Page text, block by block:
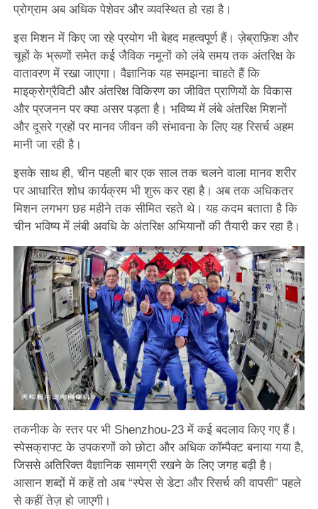
प्रोग्राम अब अधिक पेशेवर और व्यवस्थित हो रहा है।
इस मिशन में किए जा रहे प्रयोग भी बेहद महत्वपूर्ण हैं। ज़ेब्राफ़िश और
चूहों के भ्रूणों समेत कई जैविक नमूनों को लंबे समय तक अंतरिक्ष के
वातावरण में रखा जाएगा। वैज्ञानिक यह समझना चाहते हैं कि
माइक्रोग्रैविटी और अंतरिक्ष विकिरण का जीवित प्राणियों के विकास
और प्रजनन पर क्या असर पड़ता है। भविष्य में लंबे अंतरिक्ष मिशनों
और दूसरे ग्रहों पर मानव जीवन की संभावना के लिए यह रिसर्च अहम
मानी जा रही है।
इसके साथ ही, चीन पहली बार एक साल तक चलने वाला मानव शरीर
पर आधारित शोध कार्यक्रम भी शुरू कर रहा है। अब तक अधिकतर
मिशन लगभग छह महीने तक सीमित रहते थे। यह कदम बताता है कि
चीन भविष्य में लंबी अवधि के अंतरिक्ष अभियानों की तैयारी कर रहा है।
तकनीक के स्तर पर भी Shenzhou-23 में कई बदलाव किए गए हैं।
स्पेसक्राफ्ट के उपकरणों को छोटा और अधिक कॉम्पैक्ट बनाया गया है,
जिससे अतिरिक्त वैज्ञानिक सामग्री रखने के लिए जगह बढ़ी है।
आसान शब्दों में कहें तो अब “स्पेस से डेटा और रिसर्च की वापसी” पहले
से कहीं तेज़ हो जाएगी।